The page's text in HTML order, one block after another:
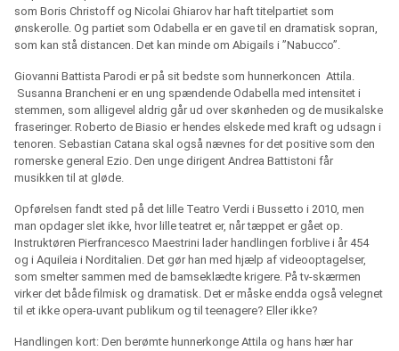
som Boris Christoff og Nicolai Ghiarov har haft titelpartiet som
ønskerolle. Og partiet som Odabella er en gave til en dramatisk sopran,
som kan stå distancen. Det kan minde om Abigails i ”Nabucco”.
Giovanni Battista Parodi er på sit bedste som hunnerkoncen Attila.
Susanna Brancheni er en ung spændende Odabella med intensitet i
stemmen, som alligevel aldrig går ud over skønheden og de musikalske
fraseringer. Roberto de Biasio er hendes elskede med kraft og udsagn i
tenoren. Sebastian Catana skal også nævnes for det positive som den
romerske general Ezio. Den unge dirigent Andrea Battistoni får
musikken til at gløde.
Opførelsen fandt sted på det lille Teatro Verdi i Bussetto i 2010, men
man opdager slet ikke, hvor lille teatret er, når tæppet er gået op.
Instruktøren Pierfrancesco Maestrini lader handlingen forblive i år 454
og i Aquileia i Norditalien. Det gør han med hjælp af videooptagelser,
som smelter sammen med de bamseklædte krigere. På tv-skærmen
virker det både filmisk og dramatisk. Det er måske endda også velegnet
til et ikke opera-uvant publikum og til teenagere? Eller ikke?
Handlingen kort: Den berømte hunnerkonge Attila og hans hær har